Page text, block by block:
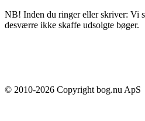
NB! Inden du ringer eller skriver: Vi
desværre ikke skaffe udsolgte bøger.
© 2010-2026 Copyright bog.nu ApS